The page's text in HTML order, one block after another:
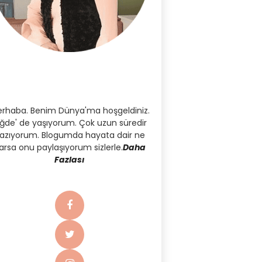
Benim Dünya'ma hoşgeldiniz.
de yaşıyorum. Çok uzun süredir
Blogumda hayata dair ne
onu paylaşıyorum sizlerle.Daha
Fazlası